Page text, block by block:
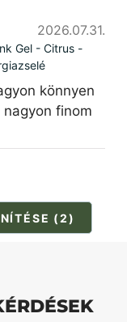
2026.07.31.
Gel - Citrus -
könnyen
finom
(2)